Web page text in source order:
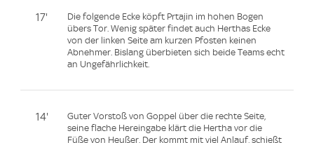
17'
Die folgende Ecke köpft Prtajin im hohen Bogen
übers Tor. Wenig später findet auch Herthas Ecke
von der linken Seite am kurzen Pfosten keinen
Abnehmer. Bislang überbieten sich beide Teams echt
an Ungefährlichkeit.
14'
Guter Vorstoß von Goppel über die rechte Seite,
seine flache Hereingabe klärt die Hertha vor die
Füße von Heußer. Der kommt mit viel Anlauf, schießt